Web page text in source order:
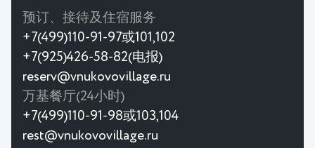
预订、接待及住宿服务
+7(499)110-91-97或101,102
+7(925)426-58-82(电报)
reserv@vnukovovillage.ru
万基餐厅(24小时)
+7(499)110-91-98或103,104
rest@vnukovovillage.ru